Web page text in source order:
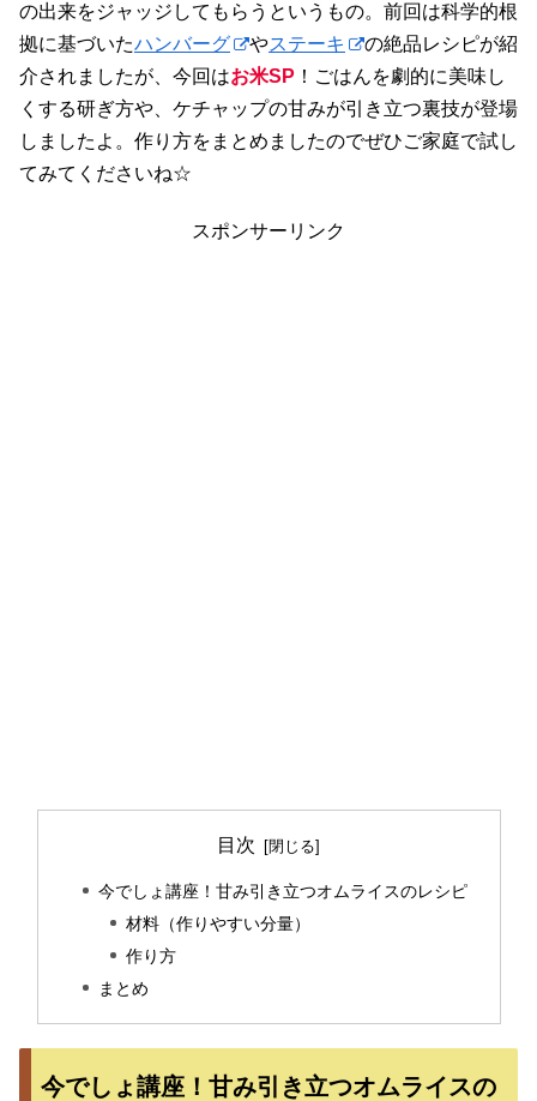
の出来をジャッジしてもらうというもの。前回は科学的根
拠に基づいたハンバーグ やステーキ
の絶品レシピが紹
介されましたが、今回はお米SP ！ごはんを劇的に美味し
くする研ぎ方や、ケチャップの甘みが引き立つ裏技が登場
しましたよ。作り方をまとめましたのでぜひご家庭で試し
てみてくださいね☆
スポンサーリンク
目次
今でしょ講座！甘み引き立つオムライスのレシピ
材料（作りやすい分量）
作り方
まとめ
今でしょ講座！甘み引き立つオムライスの